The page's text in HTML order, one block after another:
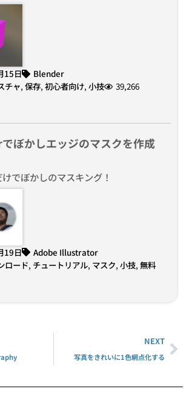
15日
Blender
チャ, 保存, 初心者向け, 小技 39,266
ぼかしエッジのマスクを作成
でぼかしのマスキング！
19日
Adobe Illustrator
ロード, チュートリアル, マスク, 小技, 無料
NEXT
写真をきれいに1色網点化する